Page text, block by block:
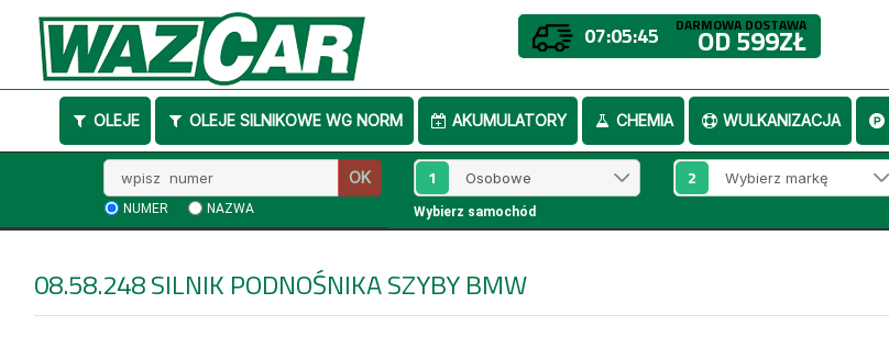
07:05:45 DARMOWA DOSTAWA
OD 599ZŁ
OLEJE OLEJE SILNIKOWE WG NORM AKUMULATORY CHEMIA WULKANIZACJA
numer
OK
NUMER NAZWA
1 2
Wybierz samochód
08.58.248SILNIK PODNOŚNIKA SZYBY BMW